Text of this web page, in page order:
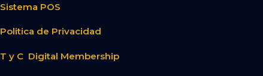
Sistema POS
Politica de Privacidad
T y C Digital Membership